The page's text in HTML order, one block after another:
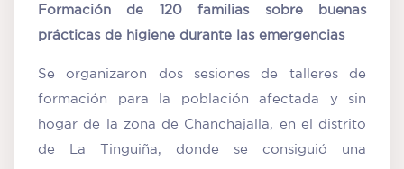
Formación de 120 familias sobre buenas
prácticas de higiene durante las emergencias
Se organizaron dos sesiones de talleres de
formación para la población afectada y sin
hogar de la zona de Chanchajalla, en el distrito
de La Tinguiña, donde se consiguió una